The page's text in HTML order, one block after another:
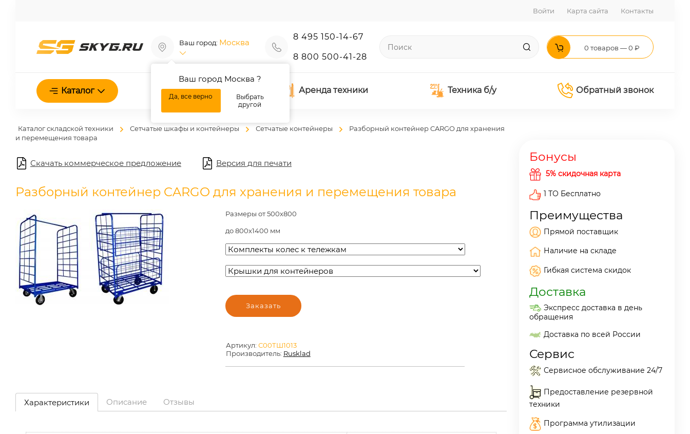
Войти Карта сайта Контакты
Ваш город: Москва
Ваш город Москва ?
Да, все верно
Выбрать
другой
8 495 150-14-67
8 800 500-41-28
0 товаров — 0 ₽
Каталог О нас Аренда техники Техника б/у Обратный звонок
Каталог складской техники Сетчатые шкафы и контейнеры Сетчатые контейнеры
Разборный контейнер CARGO для хранения
и перемещения товара
Скачать коммерческое предложение Версия для печати
Разборный контейнер CARGO для хранения и перемещения товара
Размеры от 500х800
до 800х1400 мм
Заказать
Артикул: С00ТШ1013
Производитель: Rusklad
Характеристики Описание Отзывы
Бонусы
5% скидочная карта
1 ТО Бесплатно
Преимущества
Прямой поставщик
Наличие на складе
Гибкая система скидок
Доставка
Экспресс доставка в день
обращения
Доставка по всей России
Сервис
Сервисное обслуживание 24/7
Предоставление резервной
техники
Программа утилизации